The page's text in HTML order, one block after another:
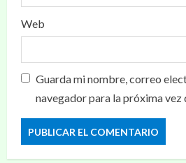
Web
Guarda mi nombre, correo
navegador para la próxima vez